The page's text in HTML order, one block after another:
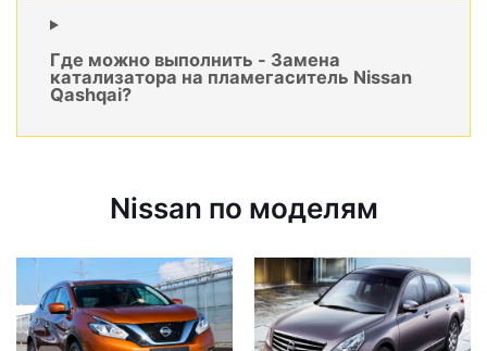
Где можно выполнить - Замена
катализатора на пламегаситель Nissan
Qashqai?
Nissan по моделям